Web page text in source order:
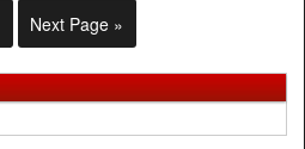
Next Page »